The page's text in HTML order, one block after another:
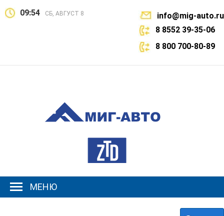
09:54 СБ, АВГУСТ 8
info@mig-auto.ru
8 8552 39-35-06
8 800 700-80-89
МЕНЮ